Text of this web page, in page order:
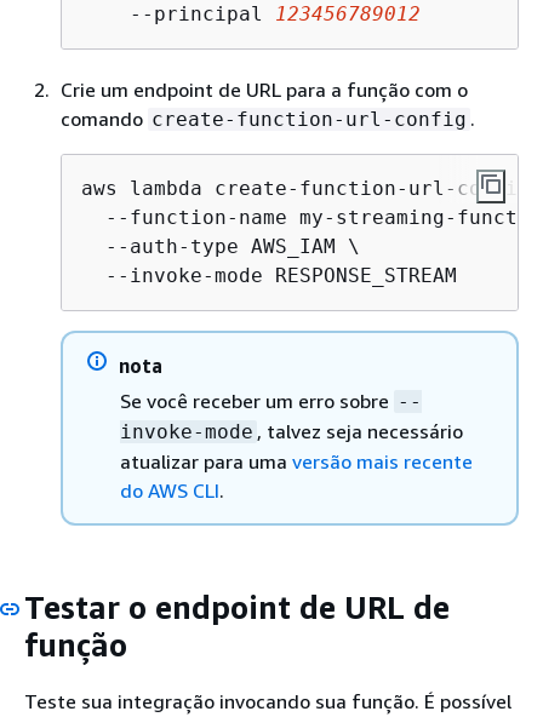
    --principal
123456789012
Crie um endpoint de URL para a função com o
comando create-function-url-config .
aws lambda create-function-url-config
--function-name my-streaming-
  --auth-type AWS_IAM \
  --invoke-mode RESPONSE_STREAM
nota
Se você receber um erro sobre --
invoke-mode , talvez seja necessário
atualizar para uma versão mais recente
do AWS CLI.
Testar o endpoint de URL de
função
Teste sua integração invocando sua função. É possível